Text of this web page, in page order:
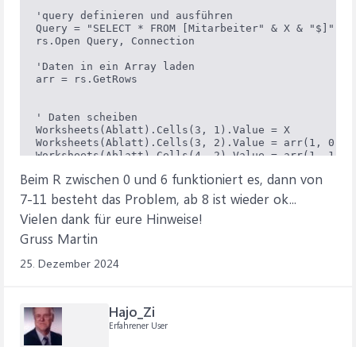
'query definieren und ausführen
Query = "SELECT * FROM [Mitarbeiter" & X & "$]"
rs.Open Query, Connection
'Daten in ein Array laden
arr = rs.GetRows
' Daten scheiben
Worksheets(Ablatt).Cells(3, 1).Value = X
Worksheets(Ablatt).Cells(3, 2).Value = arr(1, 0)
Worksheets(Ablatt).Cells(4, 2).Value = arr(1, 1)
Worksheets(Ablatt).Cells(6, 2).Value = arr(1, 5)
Worksheets(Ablatt).Cells(3, 5).Value = arr(1, 14)
Worksheets(Ablatt).Cells(4, 5).Value = arr(1, 15)
For R = 0 To 30
Worksheets(Ablatt).Cells(10, R + 1).Value =
End1:
'Connection schliessen
Connection.Close
Beim R zwischen 0 und 6 funktioniert es, dann von
7-11 besteht das Problem, ab 8 ist wieder ok...
Vielen dank für eure Hinweise!
Gruss Martin
25. Dezember 2024
Hajo_Zi
Erfahrener User